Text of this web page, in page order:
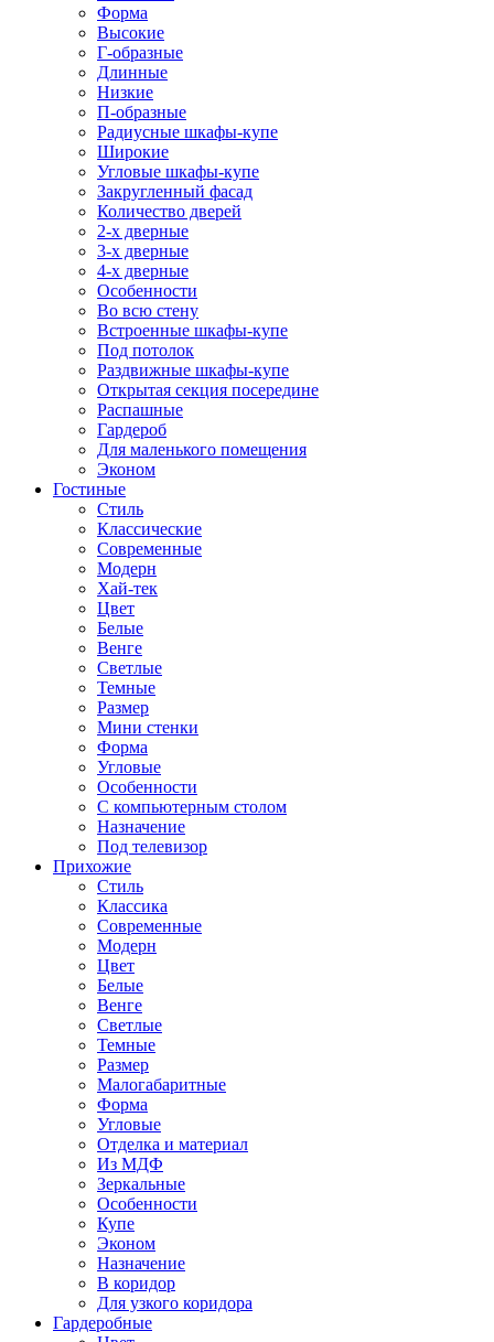
Форма
Высокие
Г-образные
Длинные
Низкие
П-образные
Радиусные шкафы-купе
Широкие
Угловые шкафы-купе
Закругленный фасад
Количество дверей
2-х дверные
3-х дверные
4-х дверные
Особенности
Во всю стену
Встроенные шкафы-купе
Под потолок
Раздвижные шкафы-купе
Открытая секция посередине
Распашные
Гардероб
Для маленького помещения
Эконом
Гостиные
Стиль
Классические
Современные
Модерн
Хай-тек
Цвет
Белые
Венге
Светлые
Темные
Размер
Мини стенки
Форма
Угловые
Особенности
С компьютерным столом
Назначение
Под телевизор
Прихожие
Стиль
Классика
Современные
Модерн
Цвет
Белые
Венге
Светлые
Темные
Размер
Малогабаритные
Форма
Угловые
Отделка и материал
Из МДФ
Зеркальные
Особенности
Купе
Эконом
Назначение
В коридор
Для узкого коридора
Гардеробные